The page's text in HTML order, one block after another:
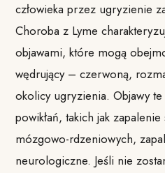
człowieka przez ugryzienie
Choroba z Lyme
objawami, które mogą
wędrujący – czerwoną,
okolicy ugryzienia. Objawy
powikłań, takich jak
mózgowo-rdzeniowych,
neurologiczne. Jeśli nie